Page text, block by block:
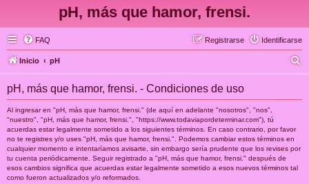
pH, más que hamor, frensi.
FAQ Identificarse
Registrarse
Inicio pH
pH, más que hamor, frensi. - Condiciones de uso
Al ingresar en "pH, más que hamor, frensi." (de aquí en adelante "nosotros", "nos",
"nuestro", "pH, más que hamor, frensi.", "https://www.todaviapordeterminar.com"), tú
acuerdas estar legalmente sometido a los siguientes términos. En caso contrario, por favor
no te registres y/o uses "pH, más que hamor, frensi.". Podemos cambiar estos términos en
cualquier momento e intentaríamos avisarte, sin embargo sería prudente que los revises por
tu cuenta periódicamente. Seguir registrado a "pH, más que hamor, frensi." después de
esos cambios significa que acuerdas estar legalmente sometido a esos nuevos términos tal
como fueron actualizados y/o reformados.